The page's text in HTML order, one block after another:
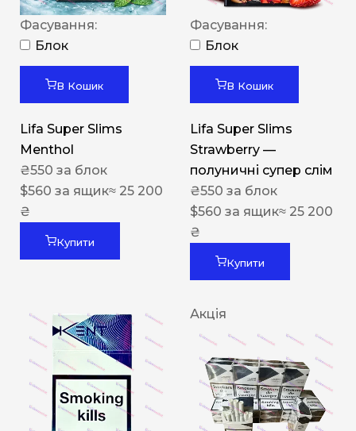
Фасування:
Блок
В Кошик
Lifa Super Slims
Menthol
₴550 за блок
$560 за ящик≈ 25 200
₴
Купити
Фасування:
Блок
В Кошик
Lifa Super Slims
Strawberry —
полуничні супер слім
₴550 за блок
$560 за ящик≈ 25 200
₴
Купити
Акція